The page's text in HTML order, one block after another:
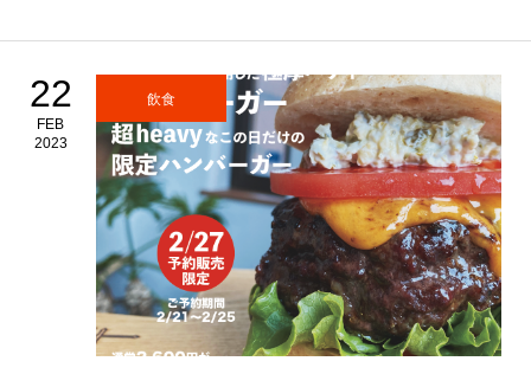
22
FEB
2023
飲食